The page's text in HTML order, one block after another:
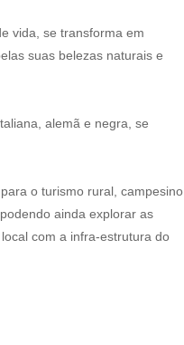
vida, se transforma em
suas belezas naturais e
alemã e negra, se
o turismo rural, campesino
ainda explorar as
com a infra-estrutura do